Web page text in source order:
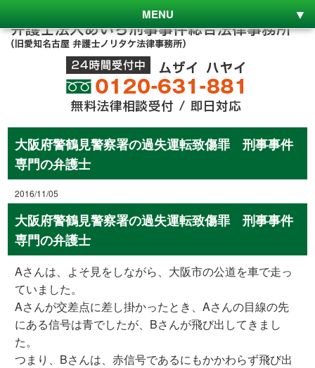
MENU
大阪府警鶴見警察署の過失運転致傷罪 刑事事件
専門の弁護士
2016/11/05
大阪府警鶴見警察署の過失運転致傷罪 刑事事件
専門の弁護士
Aさんは、よそ見をしながら、大阪市の公道を車で走っ
ていました。
Aさんが交差点に差し掛かったとき、Aさんの目線の先
にある信号は青でしたが、Bさんが飛び出してきまし
た。
つまり、Bさんは、赤信号であるにもかかわらず飛び出